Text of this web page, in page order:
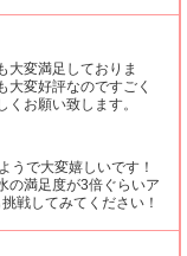
大変満足しておりま
大変好評なのですごく
お願い致します。
うで大変嬉しいです！
の満足度が3倍ぐらいア
戦してみてください！